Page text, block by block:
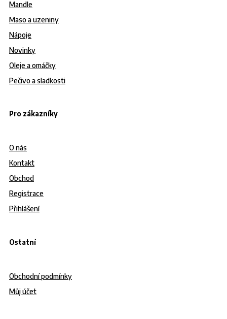
Mandle
Maso a uzeniny
Nápoje
Novinky
Oleje a omáčky
Pečivo a sladkosti
Pro zákazníky
O nás
Kontakt
Obchod
Registrace
Přihlášení
Ostatní
Obchodní podmínky
Můj účet